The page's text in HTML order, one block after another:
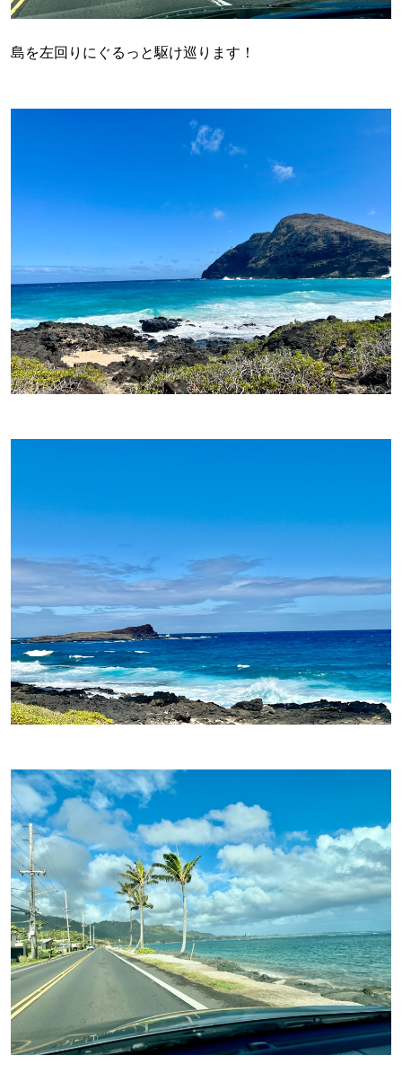
島を左回りにぐるっと駆け巡ります！